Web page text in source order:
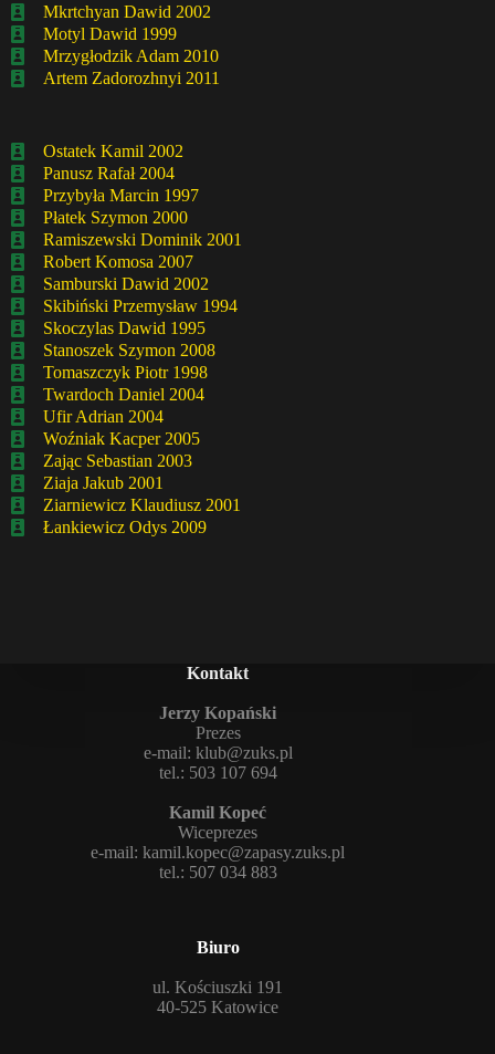
Mkrtchyan Dawid 2002
Motyl Dawid 1999
Mrzygłodzik Adam 2010
Artem Zadorozhnyi 2011
Ostatek Kamil 2002
Panusz Rafał 2004
Przybyła Marcin 1997
Płatek Szymon 2000
Ramiszewski Dominik 2001
Robert Komosa 2007
Samburski Dawid 2002
Skibiński Przemysław 1994
Skoczylas Dawid 1995
Stanoszek Szymon 2008
Tomaszczyk Piotr 1998
Twardoch Daniel 2004
Ufir Adrian 2004
Woźniak Kacper 2005
Zając Sebastian 2003
Ziaja Jakub 2001
Ziarniewicz Klaudiusz 2001
Łankiewicz Odys 2009
Kontakt
Jerzy Kopański
Prezes
e-mail: klub@zuks.pl
tel.: 503 107 694
Kamil Kopeć
Wiceprezes
e-mail:kamil.kopec@zapasy.zuks.pl
tel.: 507 034 883
Biuro
ul. Kościuszki 191
40-525 Katowice